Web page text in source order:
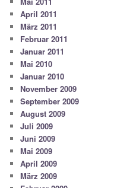
April 2011
März 2011
Februar 2011
Januar 2011
Mai 2010
Januar 2010
November 2009
September 2009
August 2009
Juli 2009
Juni 2009
Mai 2009
April 2009
März 2009